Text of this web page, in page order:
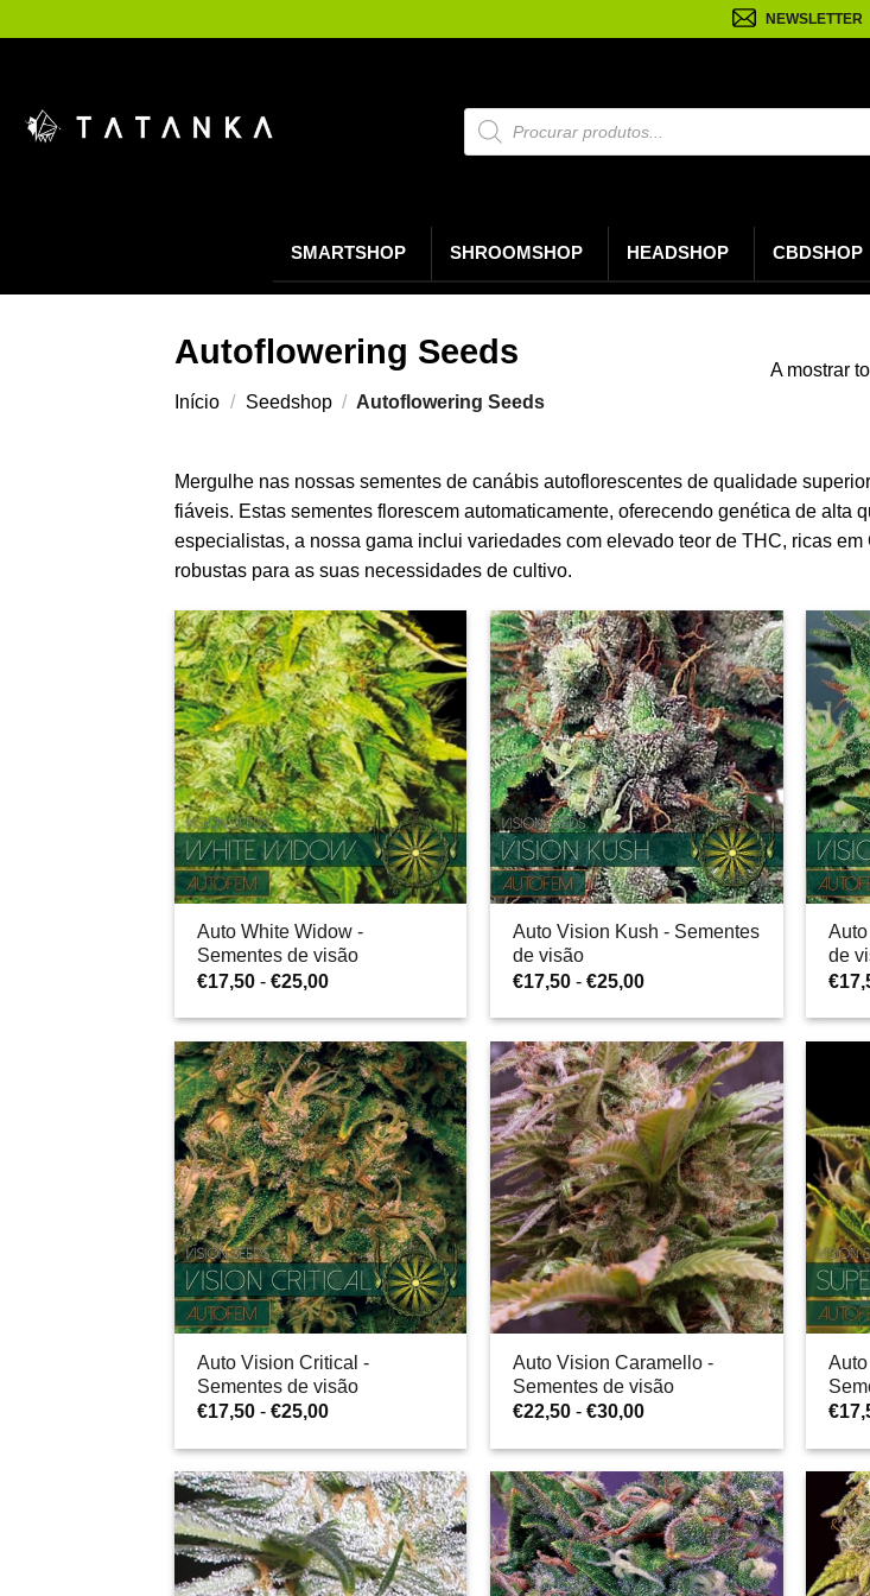
para
NEWSLETTER
Pesquisa
de
produtos
SMARTSHOP SHROOMSHOP HEADSHOP CBDSHOP
Autoflowering Seeds
Início / Seedshop / Autoflowering Seeds
A mostrar
Mergulhe nas nossas sementes de canábis autoflorescentes de qualidade
fiáveis. Estas sementes florescem automaticamente, oferecendo genética de alta
especialistas, a nossa gama inclui variedades com elevado teor de THC, ricas
robustas para as suas necessidades de cultivo.
Auto White Widow -
Sementes de visão
€17,50 - €25,00Gama
preços:
€17,50
a
€25,00
Auto Vision Kush - Sementes
de visão
€17,50 - €25,00Gama
preços:
€17,50
a
€25,00
de
€
Auto Vision Critical -
Sementes de visão
€17,50 - €25,00Gama
preços:
€17,50
a
€25,00
Auto Vision Caramello -
Sementes de visão
€22,50 - €30,00Gama
preços:
€22,50
a
€30,00
€